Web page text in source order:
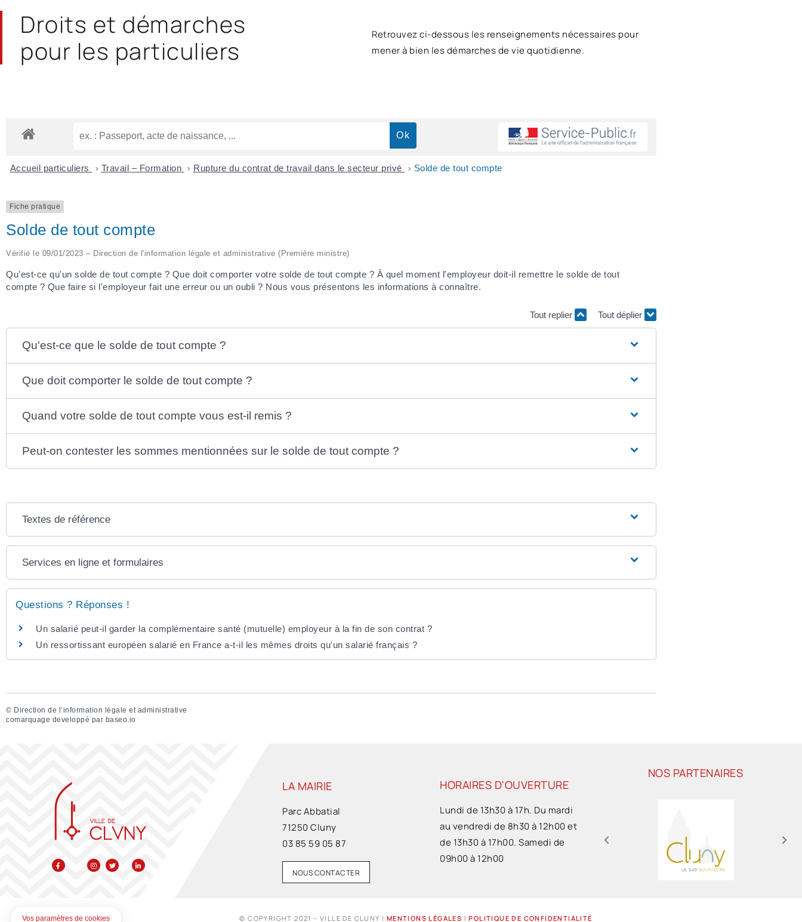
Droits et démarches
pour les particuliers
Retrouvez ci-dessous les renseignements nécessaires pour
mener à bien les démarches de vie quotidienne.
Accueil particuliers > Travail – Formation > Rupture du contrat de travail dans le secteur privé > Solde de tout compte
Fiche pratique
Solde de tout compte
Vérifié le 09/01/2023 – Direction de l'information légale et administrative (Première ministre)
Qu'est-ce qu'un solde de tout compte ? Que doit comporter votre solde de tout compte ? À quel moment l'employeur doit-il remettre le solde de tout
compte ? Que faire si l'employeur fait une erreur ou un oubli ? Nous vous présentons les informations à connaître.
Tout replier Tout déplier
Qu'est-ce que le solde de tout compte ?
Que doit comporter le solde de tout compte ?
Quand votre solde de tout compte vous est-il remis ?
Peut-on contester les sommes mentionnées sur le solde de tout compte ?
Textes de référence
Services en ligne et formulaires
Questions ? Réponses !
Un salarié peut-il garder la complémentaire santé (mutuelle) employeur à la fin de son contrat ?
Un ressortissant européen salarié en France a-t-il les mêmes droits qu'un salarié français ?
© Direction de l’information légale et administrative
comarquage developpé par baseo.io
LA MAIRIE
Parc Abbatial
71250 Cluny
03 85 59 05 87
NOUS CONTACTER
HORAIRES D'OUVERTURE
Lundi de 13h30 à 17h. Du mardi
au vendredi de 8h30 à 12h00 et
de 13h30 à 17h00. Samedi de
09h00 à 12h00
NOS PARTENAIRES
© COPYRIGHT 2021 – VILLE DE CLUNY I MENTIONS LÉGALES IPOLITIQUE DE CONFIDENTIALITÉ